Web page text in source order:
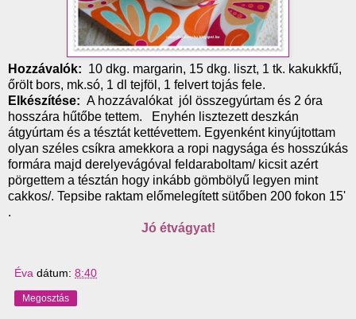
Hozzávalók: 10 dkg. margarin, 15 dkg. liszt, 1 tk. kakukkfű,
őrölt bors, mk.só, 1 dl tejföl, 1 felvert tojás fele.
Elkészítése: A hozzávalókat jól összegyúrtam és 2 óra
hosszára hűtőbe tettem. Enyhén lisztezett deszkán
átgyúrtam és a tésztát kettévettem. Egyenként kinyújtottam
olyan széles csíkra amekkora a ropi nagysága és hosszúkás
formára majd derelyevágóval feldaraboltam/ kicsit azért
pörgettem a tésztán hogy inkább gömbölyű legyen mint
cakkos/. Tepsibe raktam előmelegített sütőben 200 fokon 15'
.
Jó étvágyat!
Éva dátum: 8:40
Megosztás